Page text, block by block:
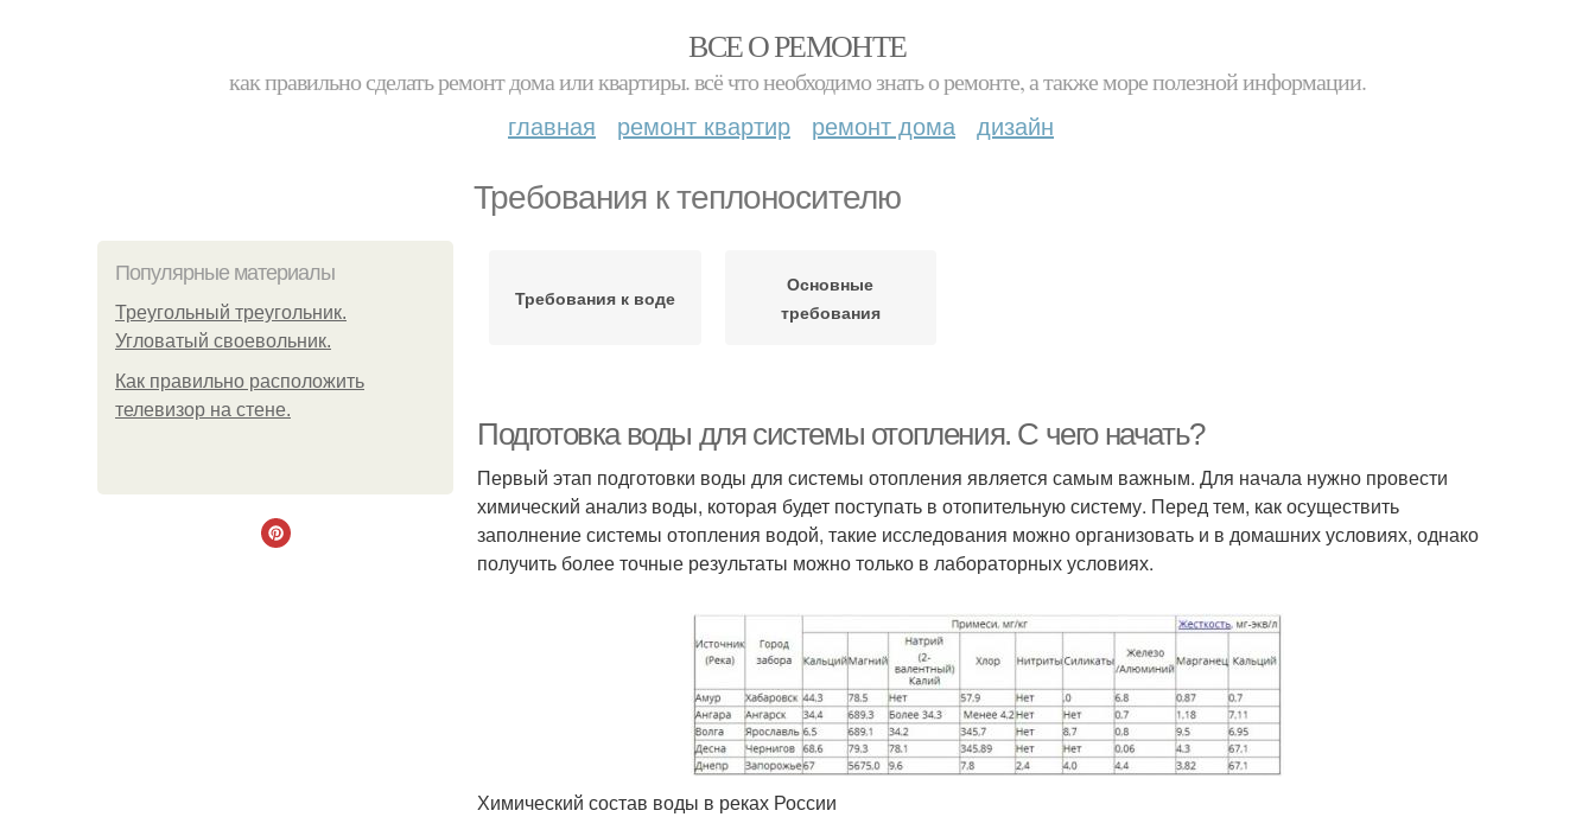
ВСЕ О РЕМОНТЕ
как правильно сделать ремонт дома или квартиры. всё что необходимо знать о ремонте, а также море полезной информации.
главная ремонт квартир ремонт дома дизайн
Требования к теплоносителю
Популярные материалы
Треугольный треугольник.
Угловатый своевольник.
Как правильно расположить
телевизор на стене.
Требования к воде
Основные
требования
Подготовка воды для системы отопления. С чего начать?
Первый этап подготовки воды для системы отопления является самым важным. Для начала нужно провести
химический анализ воды, которая будет поступать в отопительную систему. Перед тем, как осуществить
заполнение системы отопления водой, такие исследования можно организовать и в домашних условиях, однако
получить более точные результаты можно только в лабораторных условиях.
Химический состав воды в реках России